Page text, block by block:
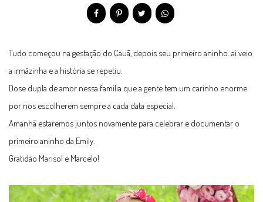
Tudo começou na gestação do Cauã, depois seu primeiro aninho...ai veio
a irmãzinha e a história se repetiu.
Dose dupla de amor nessa família que a gente tem um carinho enorme
por nos escolherem sempre a cada data especial.
Amanhã estaremos juntos novamente para celebrar e documentar o
primeiro aninho da Emily.
Gratidão Marisol e Marcelo!